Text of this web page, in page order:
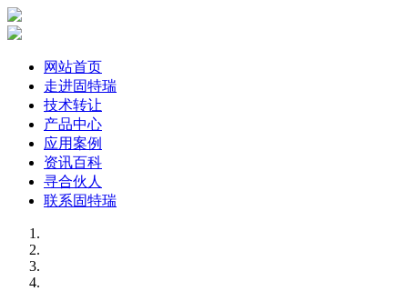
网站首页
走进固特瑞
技术转让
产品中心
应用案例
资讯百科
寻合伙人
联系固特瑞